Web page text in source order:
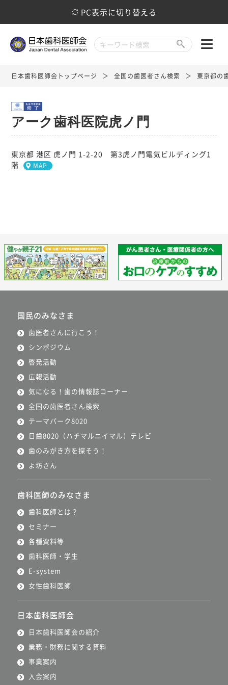
PC表示に切り替える
日本歯科医師会トップページ 全国の歯医者さん検索 東京都の
アーク歯科医院虎ノ門
東京都 港区 虎ノ門 1-2-20 第3虎ノ門電気ビルディング1
階
MAP
国民のみなさま
歯医者さんに行こう！
シンポジウム
啓発活動
広報活動
気になる！歯の情報誌コーナー
全国の歯医者さん検索
テーマパーク8020
日歯8020（ハチマルニイマル）テレビ
歯のみがき方を探そう！
よ坊さん
歯科医師のみなさま
歯科医師とは？
セミナー
各種資料等
歯科医師・学生
E-system
女性歯科医師
日本歯科医師会
日本歯科医師会の紹介
業務・財務に関する資料
事業案内
入会案内